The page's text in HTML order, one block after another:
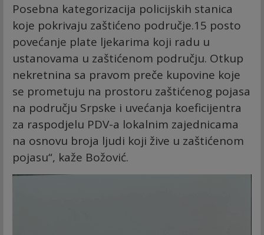
Posebna kategorizacija policijskih stanica
koje pokrivaju zaštićeno područje.15 posto
povećanje plate ljekarima koji radu u
ustanovama u zaštićenom području. Otkup
nekretnina sa pravom preče kupovine koje
se prometuju na prostoru zaštićenog pojasa
na području Srpske i uvećanja koeficijentra
za raspodjelu PDV-a lokalnim zajednicama
na osnovu broja ljudi koji žive u zaštićenom
pojasu“, kaže Božović.